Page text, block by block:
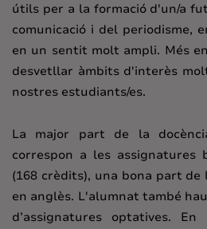
útils per a la formació d'un/a
comunicació i del periodisme,
en un sentit molt ampli. Més
desvetllar àmbits d'interès
nostres estudiants/es.
La major part de la
correspon a les assignatures
(168 crèdits), una bona part
en anglès. L'alumnat també
d’assignatures optatives.